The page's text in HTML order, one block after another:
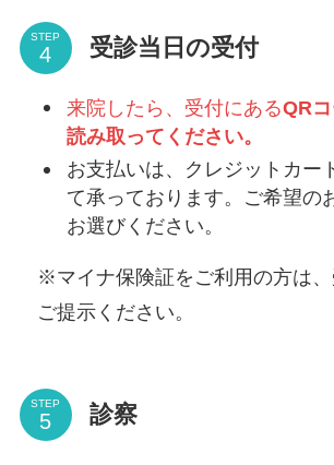
STEP 受診当日の受付
来院したら、受付にあるQR
読み取ってください。
お支払いは、クレジットカー
て承っております。ご希望の
お選びください。
※マイナ保険証をご利用の方は
ご提示ください。
STEP 診察